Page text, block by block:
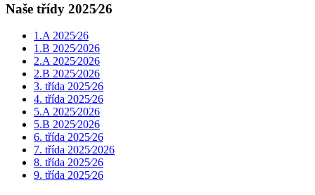
Naše třídy 2025⁄26
1.A 2025⁄26
1.B 2025⁄2026
2.A 2025⁄2026
2.B 2025⁄2026
3. třída 2025⁄26
4. třída 2025⁄26
5.A 2025⁄2026
5.B 2025⁄2026
6. třída 2025⁄26
7. třída 2025⁄2026
8. třída 2025⁄26
9. třída 2025⁄26